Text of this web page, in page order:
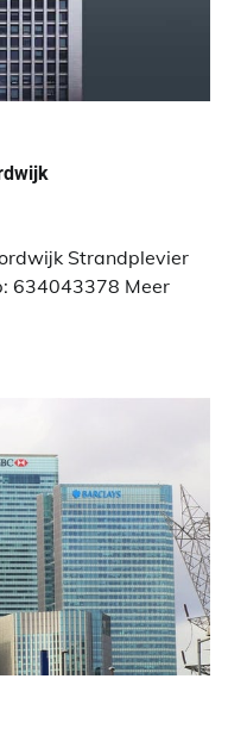
Strandplevier
634043378 Meer